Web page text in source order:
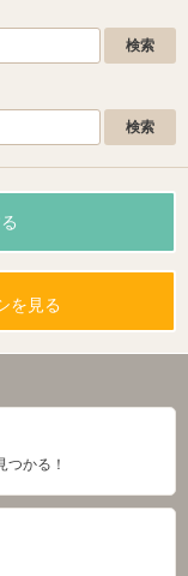
を見る
つかる！